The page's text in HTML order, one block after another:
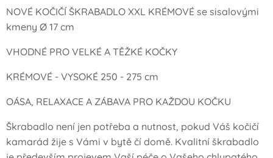
NOVÉ KOČIČÍ ŠKRABADLO XXL KRÉMOVÉ se sisalovými
kmeny Ø 17 cm
VHODNÉ PRO VELKÉ A TĚŽKÉ KOČKY
KRÉMOVÉ - VYSOKÉ 250 - 275 cm
OÁSA, RELAXACE A ZÁBAVA PRO KAŽDOU KOČKU
Škrabadlo není jen potřeba a nutnost, pokud Váš kočičí
kamarád žije s Vámi v bytě čí domě. Kvalitní škrabadlo